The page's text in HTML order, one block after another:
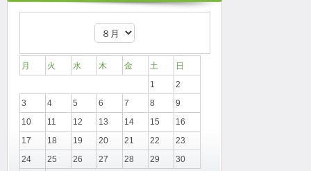
月 火 水 木 金 土
日
1
2
3
4 5 6 7 8
9
10
11 12 13 14 15
16
17
18 19 20 21 22
23
24
25 26 27 28 29
30